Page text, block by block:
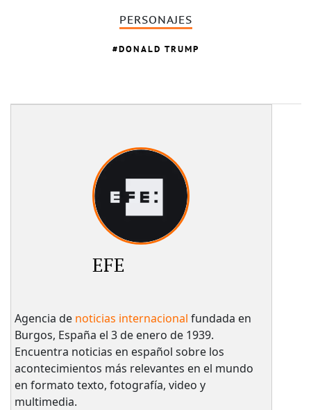
PERSONAJES
DONALD TRUMP
EFE
Agencia de noticias internacional fundada en
Burgos, España el 3 de enero de 1939.
Encuentra noticias en español sobre los
acontecimientos más relevantes en el mundo
en formato texto, fotografía, video y
multimedia.